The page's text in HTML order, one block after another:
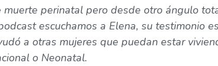
perinatal pero desde otro ángulo
escuchamos a Elena, su testimonio
a otras mujeres que puedan estar
o Neonatal.